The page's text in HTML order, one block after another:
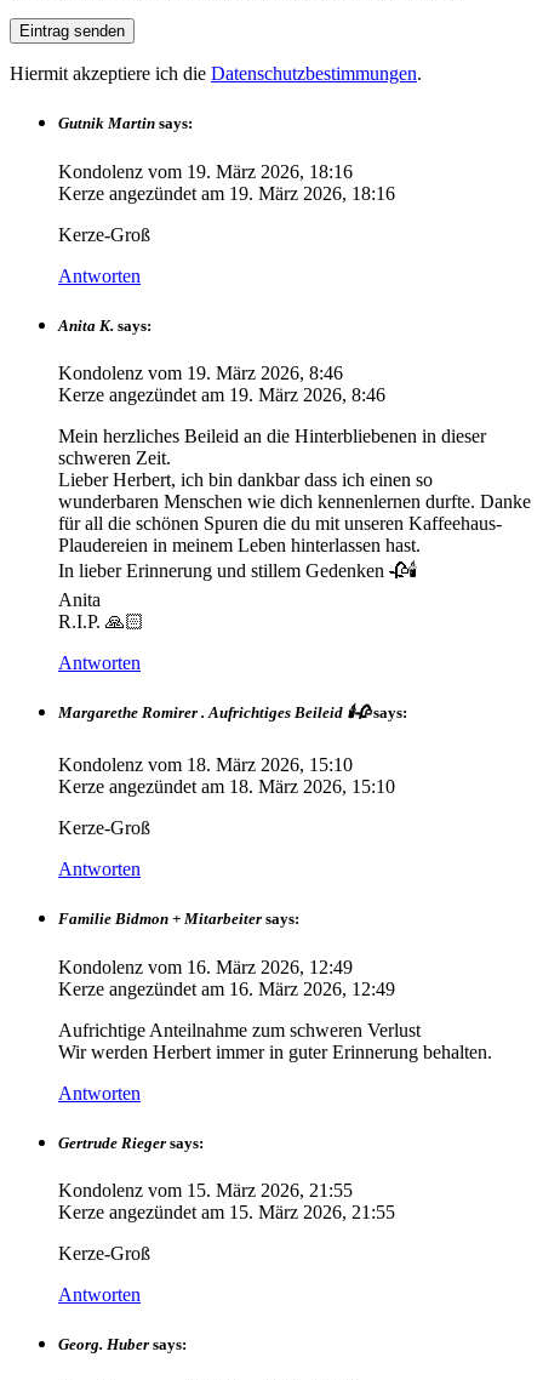
Hiermit akzeptiere ich die Datenschutzbestimmungen.
Gutnik Martin says:
Kondolenz vom 19. März 2026, 18:16
Kerze angezündet am 19. März 2026, 18:16
Kerze-Groß
Antworten
Anita K. says:
Kondolenz vom 19. März 2026, 8:46
Kerze angezündet am 19. März 2026, 8:46
Mein herzliches Beileid an die Hinterbliebenen in dieser
schweren Zeit.
Lieber Herbert, ich bin dankbar dass ich einen so
wunderbaren Menschen wie dich kennenlernen durfte. Danke
für all die schönen Spuren die du mit unseren Kaffeehaus-
Plaudereien in meinem Leben hinterlassen hast.
In lieber Erinnerung und stillem Gedenken 🥀🕯️
Anita
R.I.P. 🙏🏻
Antworten
Margarethe Romirer . Aufrichtiges Beileid 🕯️🥀 says:
Kondolenz vom 18. März 2026, 15:10
Kerze angezündet am 18. März 2026, 15:10
Kerze-Groß
Antworten
Familie Bidmon + Mitarbeiter says:
Kondolenz vom 16. März 2026, 12:49
Kerze angezündet am 16. März 2026, 12:49
Aufrichtige Anteilnahme zum schweren Verlust
Wir werden Herbert immer in guter Erinnerung behalten.
Antworten
Gertrude Rieger says:
Kondolenz vom 15. März 2026, 21:55
Kerze angezündet am 15. März 2026, 21:55
Kerze-Groß
Antworten
Georg. Huber says: